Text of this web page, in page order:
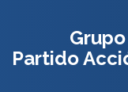
Partido